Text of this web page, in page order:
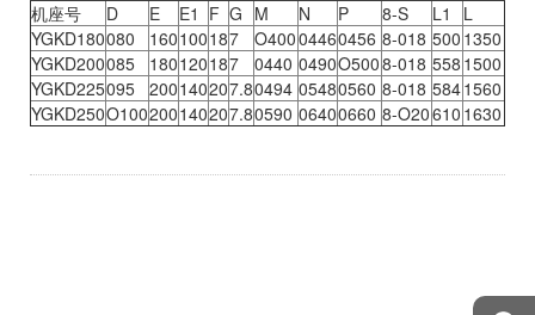
机座号 D E E1 F G M N P 8-S L1
L
YGKD180080 160100187 O40004460456 8-018 500 1350
YGKD200085 180120187 0440 0490O5008-018 558 1500
YGKD225095 200140207.80494 05480560 8-018 5841560
YGKD250O100200140207.80590 06400660 8-O20610 1630